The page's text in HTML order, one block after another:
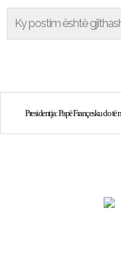
Ky postim është